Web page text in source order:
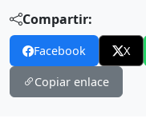
Compartir:
Facebook X
Copiar enlace